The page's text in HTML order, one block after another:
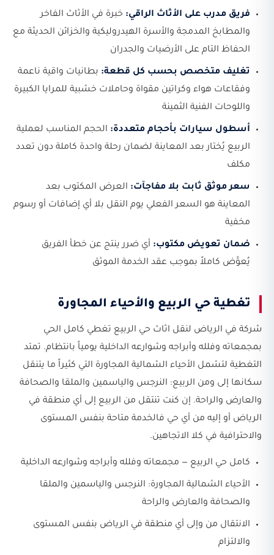
فريق مدرب على الأثاث الراقي: خبرة في الأثاث الفاخر
والمطابخ المدمجة والأسرة الهيدروليكية والخزائن الحديثة مع
الحفاظ التام على الأرضيات والجدران
تغليف متخصص بحسب كل قطعة: بطانيات واقية ناعمة
وفقاعات هواء وكراتين مقواة وحاملات خشبية للمرايا الكبيرة
واللوحات الفنية الثمينة
أسطول سيارات بأحجام متعددة: الحجم المناسب لعملية
الربيع يُختار بعد المعاينة لضمان رحلة واحدة كاملة دون تعدد
مكلف
سعر موثق ثابت بلا مفاجآت: العرض المكتوب بعد
المعاينة هو السعر الفعلي يوم النقل بلا أي إضافات أو رسوم
مخفية
ضمان تعويض مكتوب: أي ضرر ينتج عن خطأ الفريق
يُعوَّض كاملاً بموجب عقد الخدمة الموثق
تغطية حي الربيع والأحياء المجاورة
شركة في الرياض لنقل اثاث حي الربيع تغطي كامل الحي
بمجمعاته وفلله وأبراجه وشوارعه الداخلية يومياً بانتظام. تمتد
التغطية لتشمل الأحياء الشمالية المجاورة التي كثيراً ما يتنقل
سكانها إلى ومن الربيع: النرجس والياسمين والملقا والصحافة
والعارض والراحة. إن كنت تنتقل من الربيع إلى أي منطقة في
الرياض أو إليه من أي حي فالخدمة متاحة بنفس المستوى
والاحترافية في كلا الاتجاهين.
كامل حي الربيع — مجمعاته وفلله وأبراجه وشوارعه الداخلية
الأحياء الشمالية المجاورة: النرجس والياسمين والملقا
والصحافة والعارض والراحة
الانتقال من وإلى أي منطقة في الرياض بنفس المستوى
والالتزام